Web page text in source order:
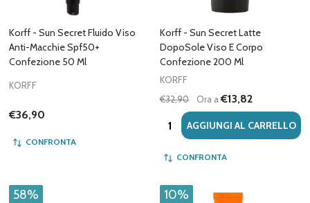
Korff - Sun Secret Fluido Viso
Anti-Macchie Spf50+
Confezione 50 Ml
KORFF
€36,90
CONFRONTA
Korff - Sun Secret Latte
DopoSole Viso E Corpo
Confezione 200 Ml
KORFF
€32,90
Ora a€13,82
Quantità:AGGIUNGI AL CARRELLO
CONFRONTA
58% 10%